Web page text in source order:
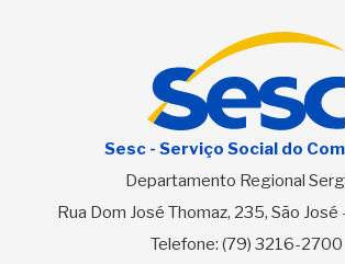
Sesc - Serviço Social do
Departamento Regional
Rua Dom José Thomaz, 235, São José
Telefone: (79) 3216-2700